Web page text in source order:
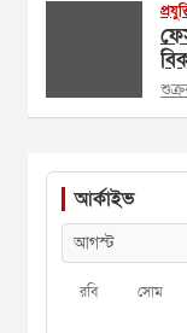
আর্কাইভ
রবি সোম